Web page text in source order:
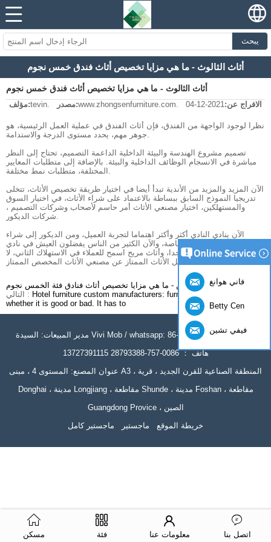
يبحث
أثاث الثالوث - ما هي مزايا تخصيص أثاث فندق خمس نجوم
أثاث الثالوث - ما هي مزايا تخصيص أثاث فندق خمس نجوم
مؤلف:tevin. مصدر:www.zhongsenfurniture.com. الافراج عن:2021-12-04
نظرا لوجود الواجهة من الفندق، فإن أثاث الفندق في عملية العمل الرئيسية، هو
جوهر مهم، يحدد مستوى الدرجة والاستدامة.
تصميم مشروع الهندسة والبيئة الداخلية الداعمة التصميم، تحتاج إلى النظر
مباشرة في الانسجام الوظائف الداخلية والبيئة. بالإضافة إلى متطلبات المعايير
المختلفة، متطلبات نمط مختلفة.
الآن المزيد والمزيد من الأندية تبدأ أيضا في اختيار طريقة تخصيص الأثاث، تتخلى
تدريجيا النموذج السابق ببساطة بالاعتماد على شراء الأثاث، في اختيار السوق
والمستهلكين، اختيار مصنعي الأثاث أمر حاسم لأصحاب وشركات التصميم ،
شركات الديكور.
الآن ينادي النادي أكثر وأكثر اهتماما لتجربة العميل، ومن الديكور إلى شراء
الأثاث لها خصائصها الخاصة، والآن الكثير من الناس يفضلون العيش في نادي
الموضوع، والأثاث مهم جدا، وأثاث مريح اسمح للعملاء في الاستهلاك الثاني، لا
سابق : أثاث تشونغسن - ما هي مزايا تخصيص أثاث فنادق فئة الخمس نجوم
التالي : Hotel furniture custom manufacturers: furniture does not matter
whether it is good or bad. It has to
مدير المبيعات: السيدة Vivi Mob / whatsapp: 86-13727391115 Wechat:
13727391115 هاتف ： 0086-757-28793388
عنوان المصنع: المستوى 4 ، مبنى A3 ، المنطقة الصناعية للقرن الجديد ، قرية
Donghai ، مدينة Longjiang ، مقاطعة Shunde ، مدينة Foshan ، مقاطعة
Guangdong Provice ، الصين
خريطة الموقع
ماجستير ماجستير كامل
مسكن فئة معلومات عنا اتصل بنا
فاني هوانغ
Betty Cen
فيفي تشين